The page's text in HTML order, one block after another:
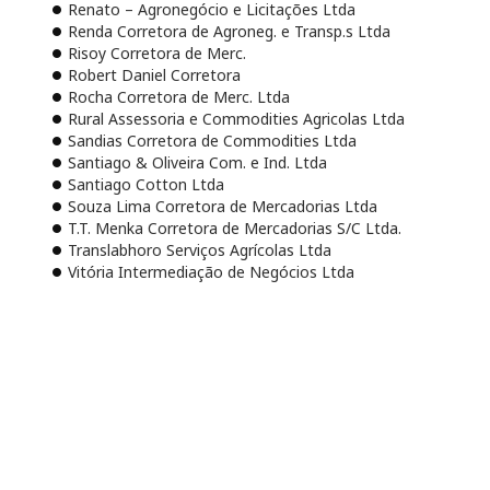
Renato – Agronegócio e Licitações Ltda
Renda Corretora de Agroneg. e Transp.s Ltda
Risoy Corretora de Merc.
Robert Daniel Corretora
Rocha Corretora de Merc. Ltda
Rural Assessoria e Commodities Agricolas Ltda
Sandias Corretora de Commodities Ltda
Santiago & Oliveira Com. e Ind. Ltda
Santiago Cotton Ltda
Souza Lima Corretora de Mercadorias Ltda
T.T. Menka Corretora de Mercadorias S/C Ltda.
Translabhoro Serviços Agrícolas Ltda
Vitória Intermediação de Negócios Ltda